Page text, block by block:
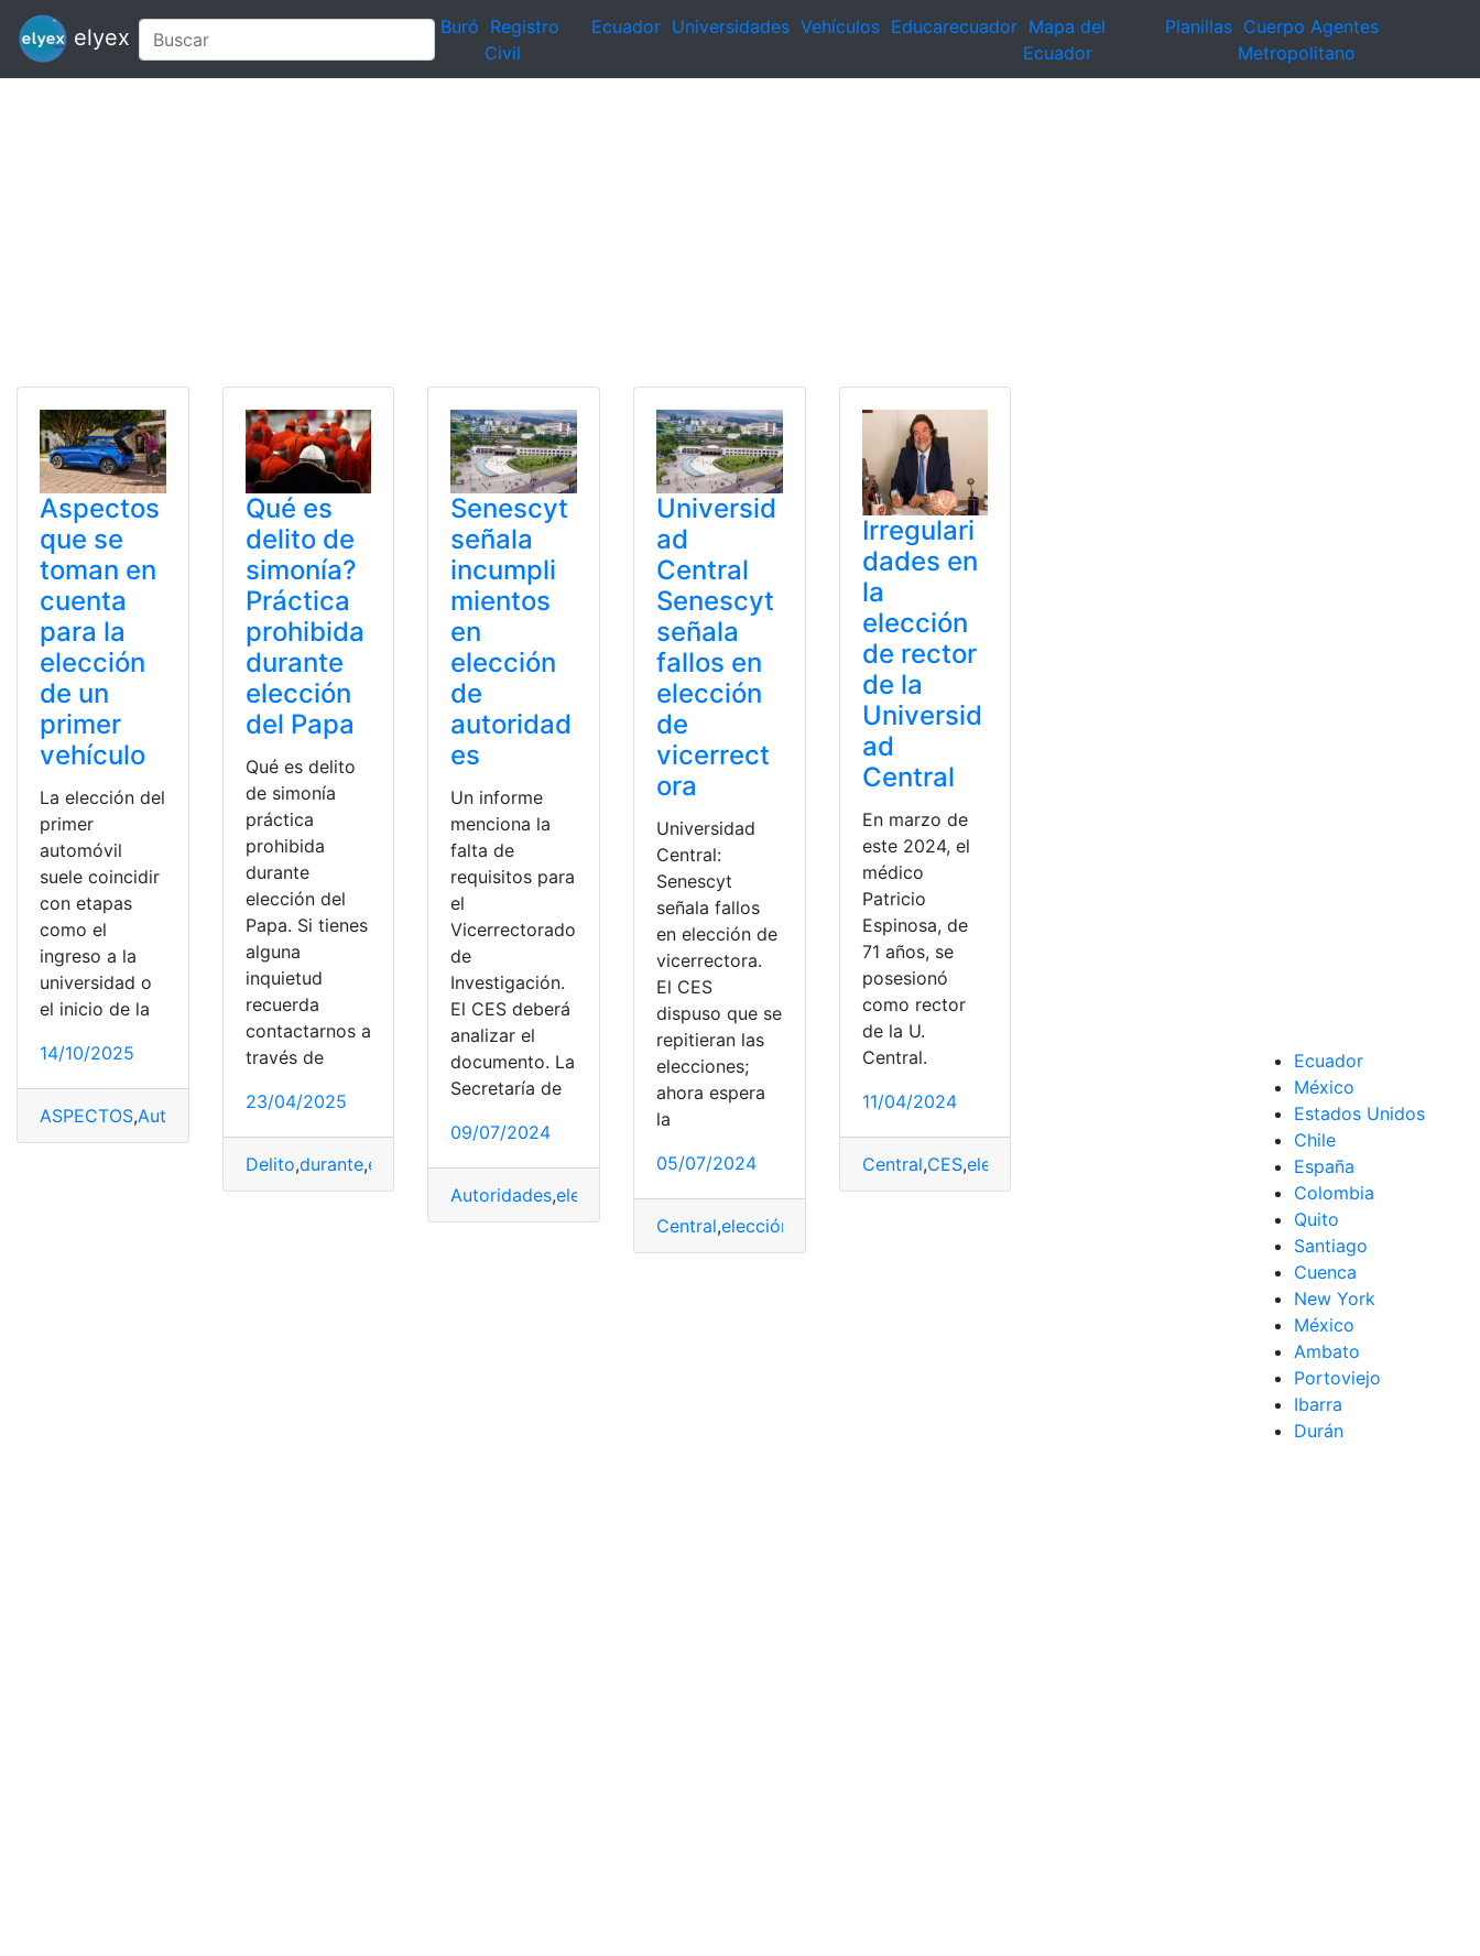
elyex Buró Registro
Civil
Ecuador Universidades Vehículos Educarecuador Mapa del
Ecuador
Planillas Cuerpo Agentes
Metropolitano
Aspectos
que se
toman en
cuenta
para la
elección
de un
primer
vehículo
La elección del
primer
automóvil
suele coincidir
con etapas
como el
ingreso a la
universidad o
el inicio de la
14/10/2025
ASPECTOS,Automóvil elección , primer
Qué es
delito de
simonía?
Práctica
prohibida
durante
elección
del Papa
Qué es delito
de simonía
práctica
prohibida
durante
elección del
Papa. Si tienes
alguna
inquietud
recuerda
contactarnos a
través de
23/04/2025
Delito,durante,elección,Entretenimiento,Papá práctica,prohibida
Senescyt
señala
incumpli
mientos
en
elección
de
autoridad
es
Un informe
menciona la
falta de
requisitos para
el
Vicerrectorado
de
Investigación.
El CES deberá
analizar el
documento. La
Secretaría de
09/07/2024
Autoridades,elección incumplimientos,señala SENESCYT
Universid
ad
Central
Senescyt
señala
fallos en
elección
de
vicerrect
ora
Universidad
Central:
Senescyt
señala fallos
en elección de
vicerrectora.
El CES
dispuso que se
repitieran las
elecciones;
ahora espera
la
05/07/2024
Central,elección
Irregulari
dades en
la
elección
de rector
de la
Universid
ad
Central
En marzo de
este 2024, el
médico
Patricio
Espinosa, de
71 años, se
posesionó
como rector
de la U.
Central.
11/04/2024
Central,CES,elección rector,SENESCYT
Ecuador
México
Estados Unidos
Chile
España
Colombia
Quito
Santiago
Cuenca
New York
México
Ambato
Portoviejo
Ibarra
Durán